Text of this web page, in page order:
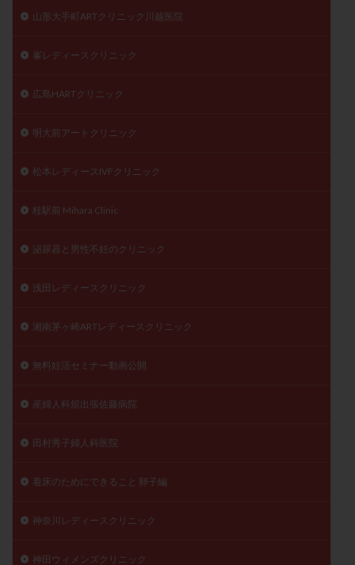
山形大手町ARTクリニック川越医院
峯レディースクリニック
広島HARTクリニック
明大前アートクリニック
松本レディースIVFクリニック
桂駅前 Mihara Clinic
泌尿器と男性不妊のクリニック
浅田レディースクリニック
湘南茅ヶ崎ARTレディースクリニック
無料妊活セミナー動画公開
産婦人科舘出張佐藤病院
田村秀子婦人科医院
着床のためにできること 卵子編
神奈川レディースクリニック
神田ウィメンズクリニック